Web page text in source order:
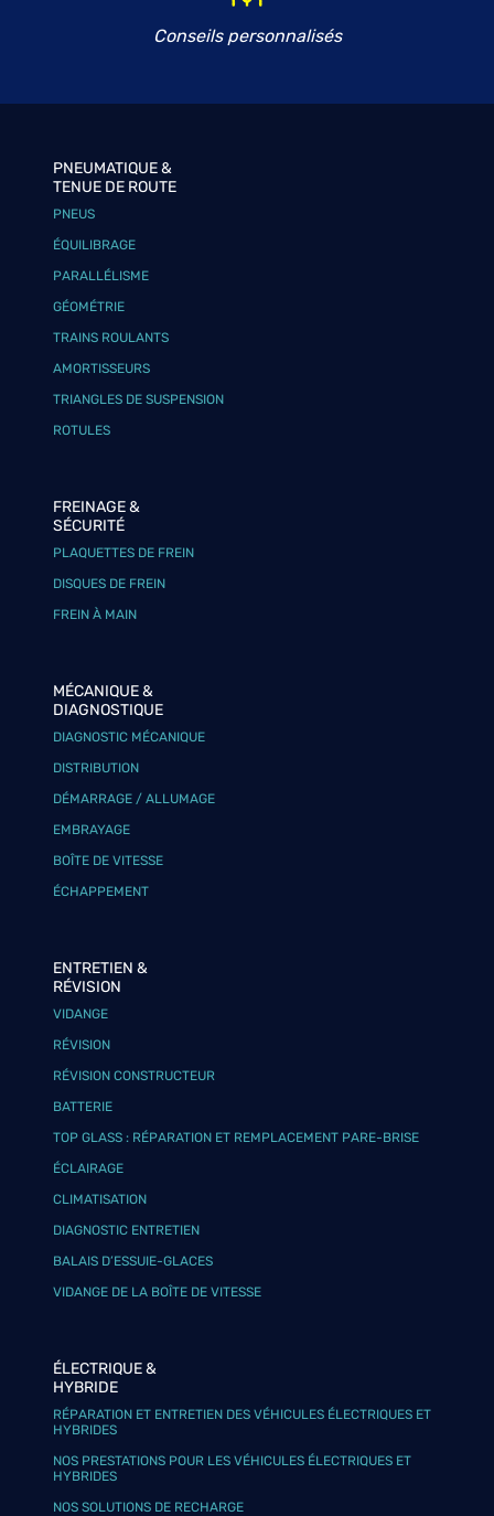
Conseils personnalisés
PNEUMATIQUE &
TENUE DE ROUTE
PNEUS
ÉQUILIBRAGE
PARALLÉLISME
GÉOMÉTRIE
TRAINS ROULANTS
AMORTISSEURS
TRIANGLES DE SUSPENSION
ROTULES
FREINAGE &
SÉCURITÉ
PLAQUETTES DE FREIN
DISQUES DE FREIN
FREIN À MAIN
MÉCANIQUE &
DIAGNOSTIQUE
DIAGNOSTIC MÉCANIQUE
DISTRIBUTION
DÉMARRAGE / ALLUMAGE
EMBRAYAGE
BOÎTE DE VITESSE
ÉCHAPPEMENT
ENTRETIEN &
RÉVISION
VIDANGE
RÉVISION
RÉVISION CONSTRUCTEUR
BATTERIE
TOP GLASS : RÉPARATION ET REMPLACEMENT PARE-BRISE
ÉCLAIRAGE
CLIMATISATION
DIAGNOSTIC ENTRETIEN
BALAIS D’ESSUIE-GLACES
VIDANGE DE LA BOÎTE DE VITESSE
ÉLECTRIQUE &
HYBRIDE
RÉPARATION ET ENTRETIEN DES VÉHICULES ÉLECTRIQUES ET
HYBRIDES
NOS PRESTATIONS POUR LES VÉHICULES ÉLECTRIQUES ET
HYBRIDES
NOS SOLUTIONS DE RECHARGE